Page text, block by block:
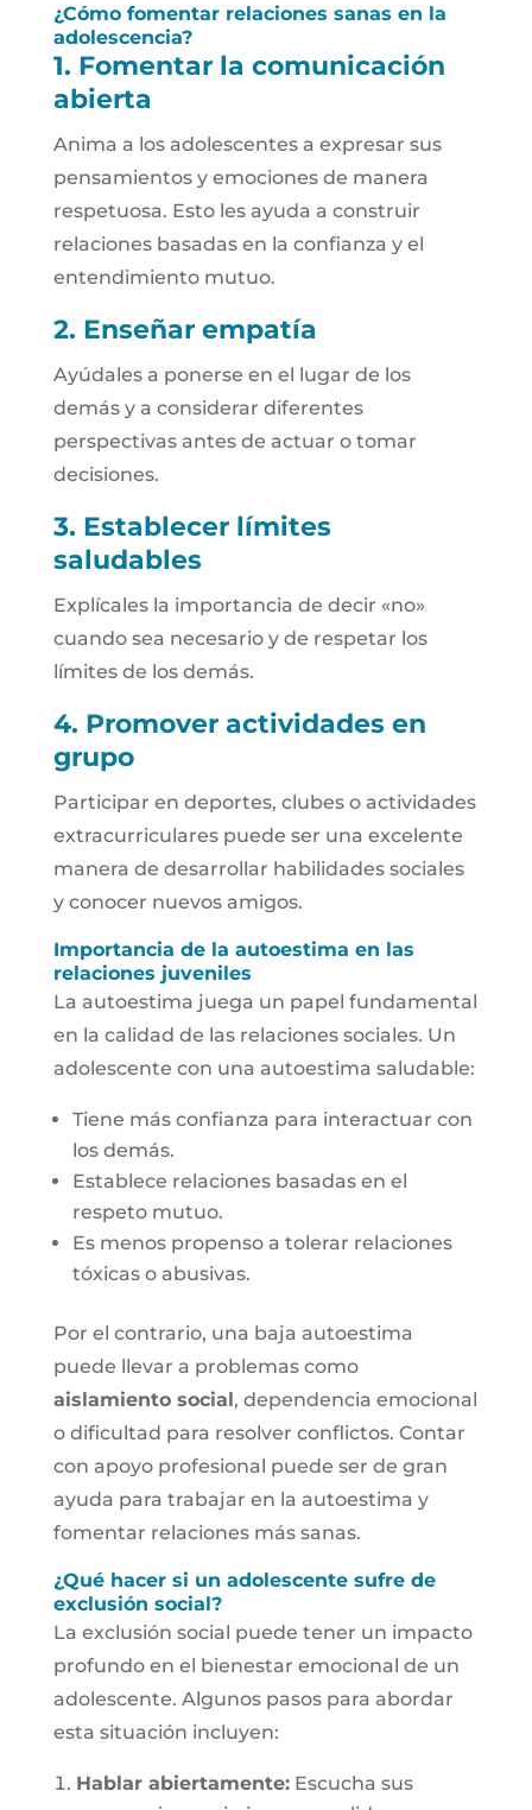
¿Cómo fomentar relaciones sanas en la
adolescencia?
1. Fomentar la comunicación
abierta
Anima a los adolescentes a expresar sus
pensamientos y emociones de manera
respetuosa. Esto les ayuda a construir
relaciones basadas en la confianza y el
entendimiento mutuo.
2. Enseñar empatía
Ayúdales a ponerse en el lugar de los
demás y a considerar diferentes
perspectivas antes de actuar o tomar
decisiones.
3. Establecer límites
saludables
Explícales la importancia de decir «no»
cuando sea necesario y de respetar los
límites de los demás.
4. Promover actividades en
grupo
Participar en deportes, clubes o actividades
extracurriculares puede ser una excelente
manera de desarrollar habilidades sociales
y conocer nuevos amigos.
Importancia de la autoestima en las
relaciones juveniles
La autoestima juega un papel fundamental
en la calidad de las relaciones sociales. Un
adolescente con una autoestima saludable:
Tiene más confianza para interactuar con
los demás.
Establece relaciones basadas en el
respeto mutuo.
Es menos propenso a tolerar relaciones
tóxicas o abusivas.
Por el contrario, una baja autoestima
puede llevar a problemas como
aislamiento social, dependencia emocional
o dificultad para resolver conflictos. Contar
con apoyo profesional puede ser de gran
ayuda para trabajar en la autoestima y
fomentar relaciones más sanas.
¿Qué hacer si un adolescente sufre de
exclusión social?
La exclusión social puede tener un impacto
profundo en el bienestar emocional de un
adolescente. Algunos pasos para abordar
esta situación incluyen:
Hablar abiertamente:Escucha sus